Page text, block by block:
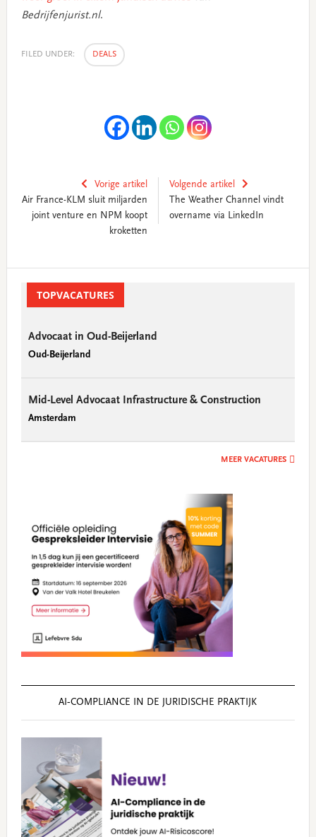
Bedrijfenjurist.nl.
FILED UNDER: DEALS
Vorige artikel
Air France-KLM sluit miljarden
joint venture en NPM koopt
kroketten
Volgende artikel
The Weather Channel vindt
overname via LinkedIn
SidebarTOPVACATURES
Advocaat in Oud-Beijerland
Oud-Beijerland
Mid-Level Advocaat Infrastructure & Construction
Amsterdam
MEER VACATURES
AI‑COMPLIANCE IN DE JURIDISCHE PRAKTIJK